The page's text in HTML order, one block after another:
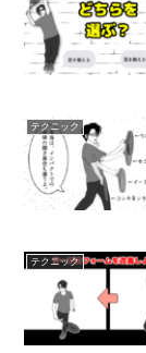
テクニック
テクニック